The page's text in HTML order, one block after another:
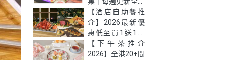
自助餐快閃優惠！
【酒店自助餐推
介】2026最新優
惠低至買1送1！
嚴選全港27大必
食高質自助餐
【下午茶推介
2026】全港20+間